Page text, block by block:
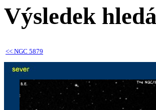
Výsledek
<< NGC 5879